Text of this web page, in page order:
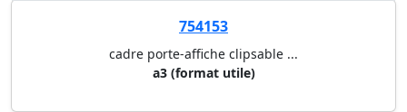
754153
cadre porte-affiche clipsable ...
a3 (format utile)